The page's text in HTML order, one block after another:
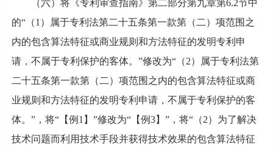
（六）将《专利审查指南》第二部分第九章第6.2节中
的“（1）属于专利法第二十五条第一款第（二）项范围之
内的包含算法特征或商业规则和方法特征的发明专利申
请，不属于专利保护的客体。”修改为“（2）属于专利法第
二十五条第一款第（二）项范围之内的包含算法特征或商
业规则和方法特征的发明专利申请，不属于专利保护的客
体。”，将“【例1】”修改为“【例3】”，将“（2）为了解决
技术问题而利用技术手段并获得技术效果的包含算法特征